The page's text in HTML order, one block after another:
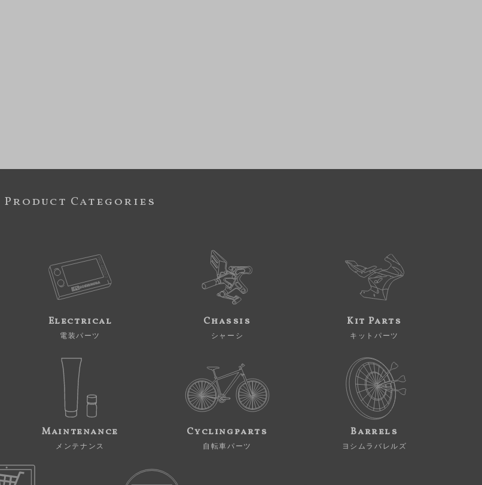
Product Categories
Electrical
電装パーツ
Chassis
シャーシ
Kit Parts
キットパーツ
Maintenance
メンテナンス
Cyclingparts
自転車パーツ
Barrels
ヨシムラバレルズ